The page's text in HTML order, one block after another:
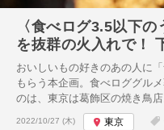
〈食べログ3.5以下
を抜群の火入れで！
おいしいもの好きのあの人に
もらう本企画。食べロググル
のは、東京は葛飾区の焼き鳥
投稿日:
2022/10/27 (木) 東京